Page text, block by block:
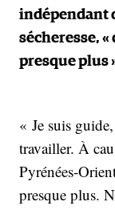
indépendant
sécheresse,
presque plus
« Je suis
travailler. À
Pyrénées-
presque plus.